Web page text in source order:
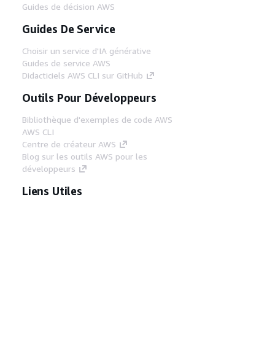
Guides de décision AWS
Guides De Service
Choisir un service d'IA générative
Guides de service AWS
Didacticiels AWS CLI sur GitHub
Outils Pour Développeurs
Bibliothèque d'exemples de code AWS
AWS CLI
Centre de créateur AWS
Blog sur les outils AWS pour les
développeurs
Liens Utiles